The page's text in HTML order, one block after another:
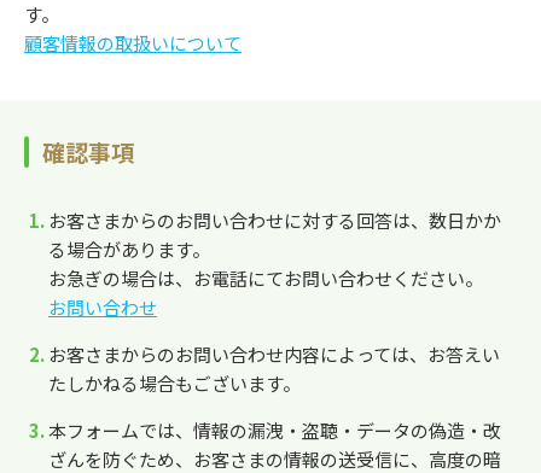
す。
顧客情報の取扱いについて
確認事項
お客さまからのお問い合わせに対する回答は、数日かか
る場合があります。
お急ぎの場合は、お電話にてお問い合わせください。
お問い合わせ
お客さまからのお問い合わせ内容によっては、お答えい
たしかねる場合もございます。
本フォームでは、情報の漏洩・盗聴・データの偽造・改
ざんを防ぐため、お客さまの情報の送受信に、高度の暗